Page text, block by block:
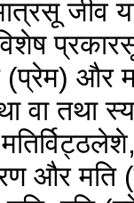
जीव
(प्रेम) और
वा तथा
और मति